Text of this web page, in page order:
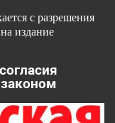
с разрешения
издание